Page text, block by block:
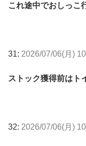
これ途中でおしっこ
31: 2026/07/06(月)
ストック獲得前はト
32: 2026/07/06(月)